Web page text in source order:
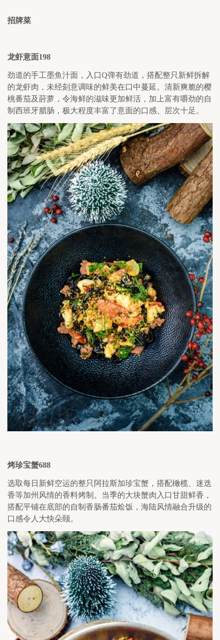
招牌菜
龙虾意面198
劲道的手工墨鱼汁面，入口Q弹有劲道，搭配整只新鲜拆解
的龙虾肉，未经刻意调味的鲜美在口中蔓延。清新爽脆的樱
桃番茄及莳萝，令海鲜的滋味更加鲜活，加上富有嚼劲的自
制西班牙腊肠，极大程度丰富了意面的口感、层次十足。
烤珍宝蟹688
选取每日新鲜空运的整只阿拉斯加珍宝蟹，搭配橄榄、迷迭
香等加州风情的香料烤制。当季的大块蟹肉入口甘甜鲜香，
搭配平铺在底部的自制香肠番茄烩饭，海陆风情融合升级的
口感令人大快朵颐。